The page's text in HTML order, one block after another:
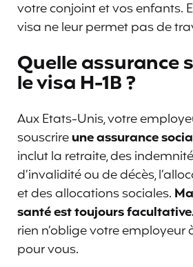
votre conjoint et vos enfants.
visa ne leur permet pas de
Quelle assurance
le visa H-1B ?
Aux Etats-Unis, votre
souscrireune assurance
inclut la retraite, des
d’invalidité ou de décès,
et des allocations sociales.
santé est toujours
rien n’oblige votre employeur
pour vous.